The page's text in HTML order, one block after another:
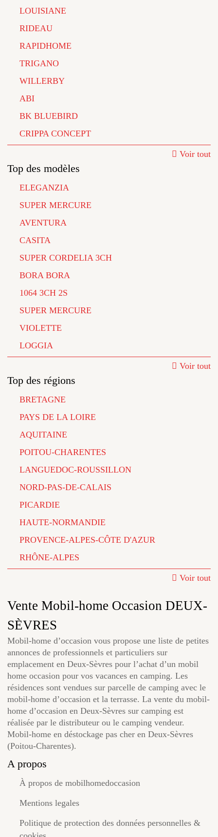
LOUISIANE
RIDEAU
RAPIDHOME
TRIGANO
WILLERBY
ABI
BK BLUEBIRD
CRIPPA CONCEPT
Voir tout
Top des modèles
ELEGANZIA
SUPER MERCURE
AVENTURA
CASITA
SUPER CORDELIA 3CH
BORA BORA
1064 3CH 2S
SUPER MERCURE
VIOLETTE
LOGGIA
Voir tout
Top des régions
BRETAGNE
PAYS DE LA LOIRE
AQUITAINE
POITOU-CHARENTES
LANGUEDOC-ROUSSILLON
NORD-PAS-DE-CALAIS
PICARDIE
HAUTE-NORMANDIE
PROVENCE-ALPES-CÔTE D'AZUR
RHÔNE-ALPES
Voir tout
Vente Mobil-home Occasion DEUX-
SÈVRES
Mobil-home d’occasion vous propose une liste de petites
annonces de professionnels et particuliers sur
emplacement en Deux-Sèvres pour l’achat d’un mobil
home occasion pour vos vacances en camping. Les
résidences sont vendues sur parcelle de camping avec le
mobil-home d’occasion et la terrasse. La vente du mobil-
home d’occasion en Deux-Sèvres sur camping est
réalisée par le distributeur ou le camping vendeur.
Mobil-home en déstockage pas cher en Deux-Sèvres
(Poitou-Charentes).
A propos
À propos de mobilhomedoccasion
Mentions legales
Politique de protection des données personnelles &